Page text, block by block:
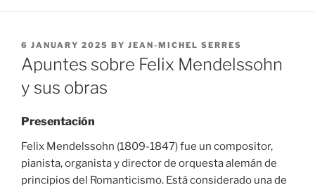
POSTED
ON
6 JANUARY 2025 BY JEAN-MICHEL SERRES
Apuntes sobre Felix Mendelssohn
y sus obras
Presentación
Felix Mendelssohn (1809-1847) fue un compositor,
pianista, organista y director de orquesta alemán de
principios del Romanticismo. Está considerado una de